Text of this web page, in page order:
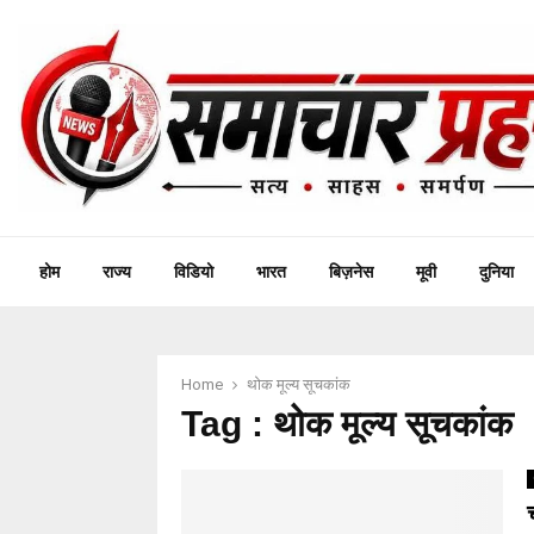
होम राज्य विडियो भारत बिज़नेस मूवी दुनिया
Home थोक मूल्य सूचकांक
Tag : थोक मूल्य सूचकांक